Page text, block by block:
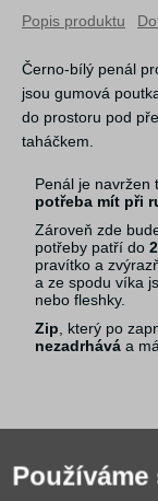
Popis produktu
Černo-bílý penál
jsou gumová
do prostoru pod
taháčkem.
Penál je navržen
potřeba mít při
Zároveň zde
potřeby patří do
pravítko a
a ze spodu víka
nebo fleshky.
Zip, který po
nezadrhává a